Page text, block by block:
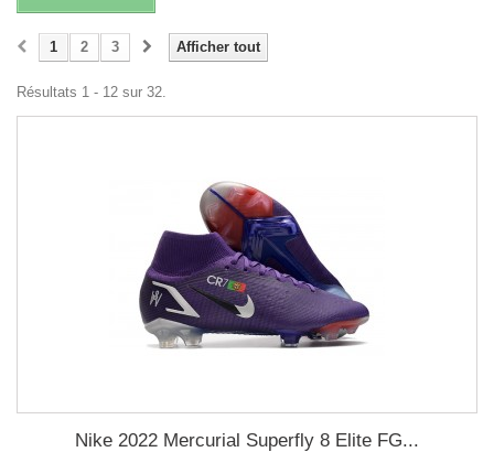
Afficher tout
1 2 3
Résultats 1 - 12 sur 32.
Nike 2022 Mercurial Superfly 8 Elite FG...